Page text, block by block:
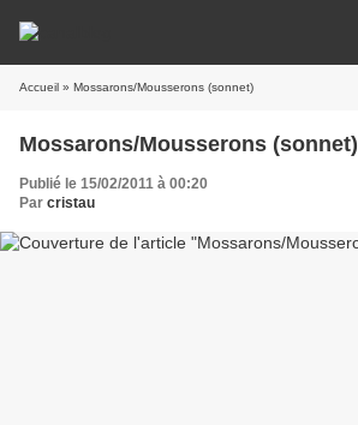
Accueil » Mossarons/Mousserons (sonnet)
Mossarons/Mousserons (sonnet)
Publié le 15/02/2011 à 00:20
Par cristau